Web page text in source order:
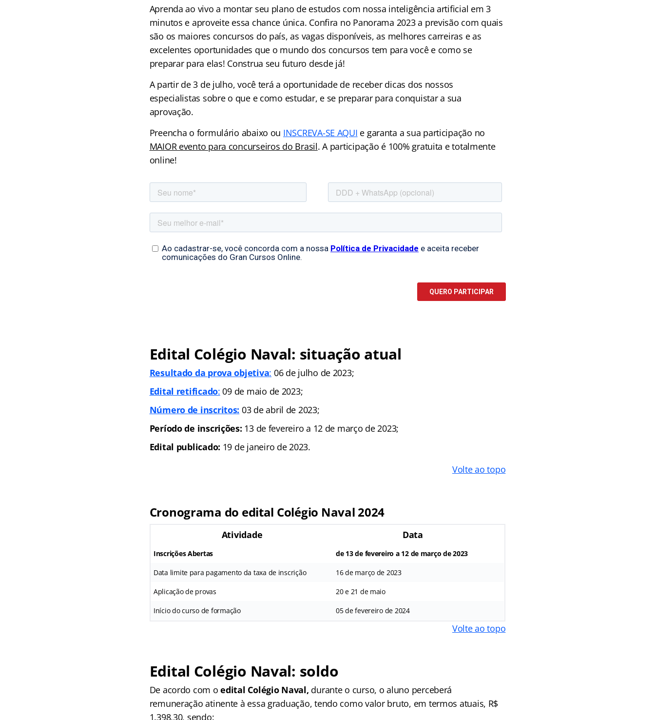
Aprenda ao vivo a montar seu plano de estudos com nossa inteligência artificial em 3
minutos e aproveite essa chance única. Confira no Panorama 2023 a previsão com quais
são os maiores concursos do país, as vagas disponíveis, as melhores carreiras e as
excelentes oportunidades que o mundo dos concursos tem para você e como se
preparar para elas! Construa seu futuro desde já!
A partir de 3 de julho, você terá a oportunidade de receber dicas dos nossos
especialistas sobre o que e como estudar, e se preparar para conquistar a sua
aprovação.
Preencha o formulário abaixo ou INSCREVA-SE AQUI e garanta a sua participação no
MAIOR evento para concurseiros do Brasil. A participação é 100% gratuita e totalmente
online!
Edital Colégio Naval: situação atual
Resultado da prova objetiva: 06 de julho de 2023;
Edital retificado: 09 de maio de 2023;
Número de inscritos: 03 de abril de 2023;
Período de inscrições: 13 de fevereiro a 12 de março de 2023;
Edital publicado: 19 de janeiro de 2023.
Volte ao topo
Cronograma do edital Colégio Naval 2024
Atividade Data
Inscrições Abertas de 13 de fevereiro a 12 de março de 2023
Data limite para pagamento da taxa de inscrição 16 de março de 2023
Aplicação de provas 20 e 21 de maio
Início do curso de formação 05 de fevereiro de 2024
Volte ao topo
Edital Colégio Naval: soldo
De acordo com oedital Colégio Naval, durante o curso, o aluno perceberá
remuneração atinente à essa graduação, tendo como valor bruto, em termos atuais, R$
1.398,30, sendo: